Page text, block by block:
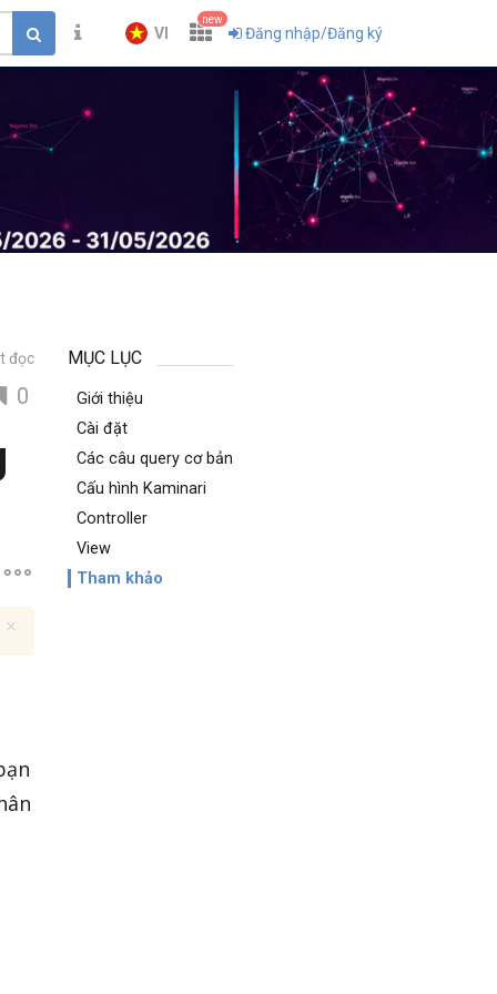
VI
new
Đăng nhập/Đăng ký
đọc
0
MỤC LỤC
Giới thiệu
Cài đặt
Các câu query cơ bản
Cấu hình Kaminari
Controller
View
Tham khảo